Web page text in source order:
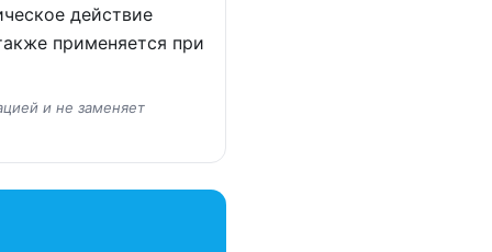
действие
применяется при
и не заменяет